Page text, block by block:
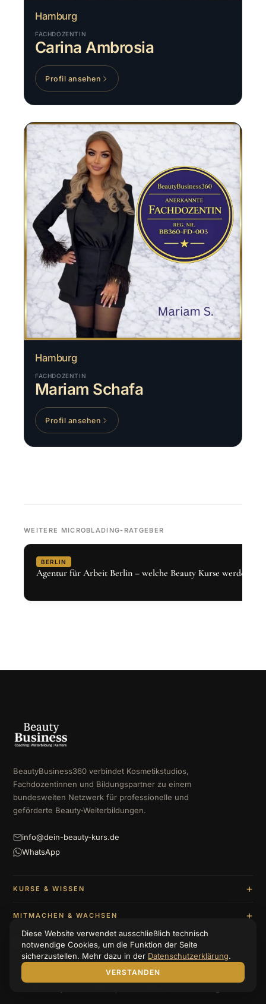
Hamburg
FACHDOZENTIN
Carina Ambrosia
Profil ansehen
Hamburg
FACHDOZENTIN
Mariam Schafa
Profil ansehen
WEITERE MICROBLADING-RATGEBER
BERLIN
Agentur für Arbeit Berlin – welche Beauty Kurse werden
BeautyBusiness360 verbindet Kosmetikstudios,
Fachdozentinnen und Bildungspartner zu einem
bundesweiten Netzwerk für professionelle und
geförderte Beauty-Weiterbildungen.
info@dein-beauty-kurs.de
WhatsApp
KURSE & WISSEN
MITMACHEN & WACHSEN
UNTERNEHMEN & BERATUNG
Diese Website verwendet ausschließlich technisch
notwendige Cookies, um die Funktion der Seite
sicherzustellen. Mehr dazu in der Datenschutzerklärung.
VERSTANDEN